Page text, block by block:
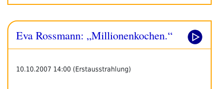
Eva Rossmann: „Millionenkochen.“
10.10.2007 14:00 (Erstausstrahlung)